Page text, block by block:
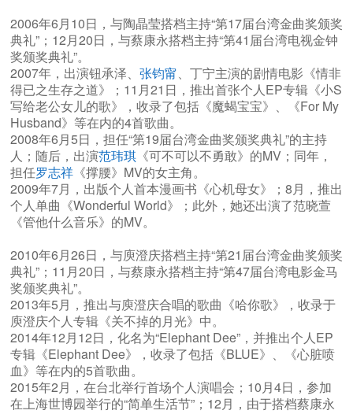
2006年6月10日，与陶晶莹搭档主持“第17届台湾金曲奖颁奖
典礼”；12月20日，与蔡康永搭档主持“第41届台湾电视金钟
奖颁奖典礼”。
2007年，出演钮承泽、 张钧甯、丁宁主演的剧情电影《情非
得已之生存之道》；11月21日，推出首张个人EP专辑《小S
写给老公女儿的歌》，收录了包括《魔蝎宝宝》、《For My
Husband》等在内的4首歌曲。
2008年6月5日，担任“第19届台湾金曲奖颁奖典礼”的主持
人；随后，出演范玮琪《可不可以不勇敢》的MV；同年，
担任罗志祥《撑腰》MV的女主角。
2009年7月，出版个人首本漫画书《心机母女》；8月，推出
个人单曲《Wonderful World》；此外，她还出演了范晓萱
《管他什么音乐》的MV。
2010年6月26日，与庾澄庆搭档主持“第21届台湾金曲奖颁奖
典礼”；11月20日，与蔡康永搭档主持“第47届台湾电影金马
奖颁奖典礼”。
2013年5月，推出与庾澄庆合唱的歌曲《哈你歌》，收录于
庾澄庆个人专辑《关不掉的月光》中。
2014年12月12日，化名为“Elephant Dee”，并推出个人EP
专辑《Elephant Dee》，收录了包括《BLUE》、《心脏喷
血》等在内的5首歌曲。
2015年2月，在台北举行首场个人演唱会；10月4日，参加
在上海世博园举行的“简单生活节”；12月，由于搭档蔡康永